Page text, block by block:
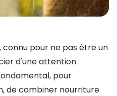
connu pour ne pas être un
d'une attention
pour
de combiner nourriture